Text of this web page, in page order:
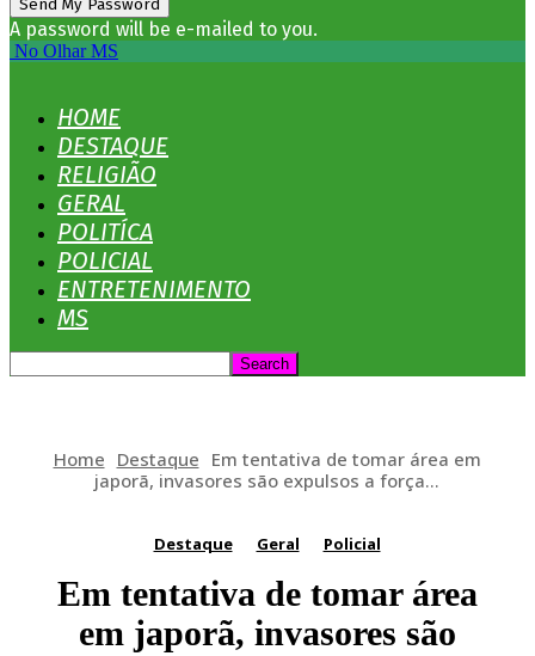
A password will be e-mailed to you.
No Olhar MS
HOME
DESTAQUE
RELIGIÃO
GERAL
POLITÍCA
POLICIAL
ENTRETENIMENTO
MS
Home Destaque Em tentativa de tomar área em
japorã, invasores são expulsos a força...
Destaque Geral Policial
Em tentativa de tomar área
em japorã, invasores são